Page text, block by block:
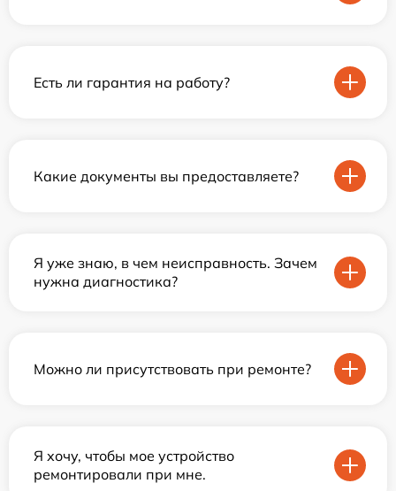
Есть ли гарантия на работу?
Какие документы вы предоставляете?
Я уже знаю, в чем неисправность. Зачем
нужна диагностика?
Можно ли присутствовать при ремонте?
Я хочу, чтобы мое устройство
ремонтировали при мне.